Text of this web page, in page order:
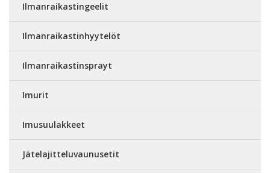
Ilmanraikastingeelit
Ilmanraikastinhyytelöt
Ilmanraikastinsprayt
Imurit
Imusuulakkeet
Jätelajitteluvaunusetit